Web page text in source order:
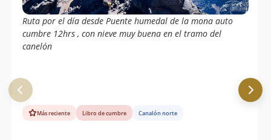
Ruta por el día desde Puente humedal de la mona auto
cumbre 12hrs , con nieve muy buena en el tramo del
canelón
Más reciente Libro de cumbre Canalón norte